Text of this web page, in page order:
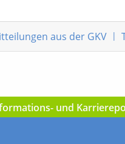
aus der GKV |
und